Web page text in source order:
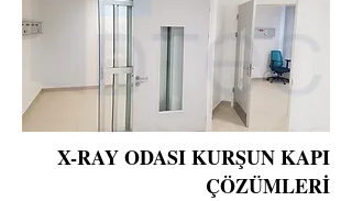
X-RAY ODASI KURŞUN KAPI
ÇÖZÜMLERİ